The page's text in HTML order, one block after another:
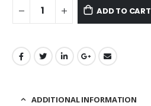
ADD TO CART
ADDITIONAL INFORMATION